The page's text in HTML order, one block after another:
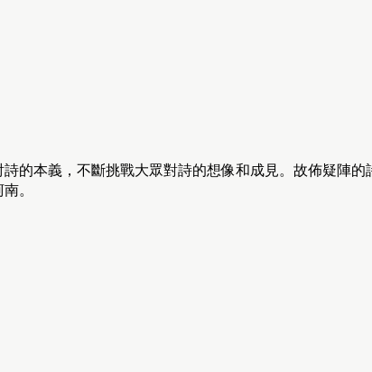
的本義，不斷挑戰大眾對詩的想像和成見。故佈疑陣
。